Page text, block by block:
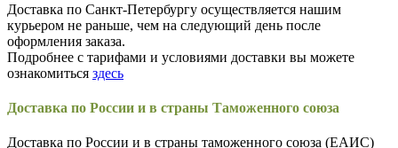
Доставка по Санкт-Петербургу осуществляется нашим
курьером не раньше, чем на следующий день после
оформления заказа.
Подробнее с тарифами и условиями доставки вы можете
ознакомиться здесь
Доставка по России и в страны Таможенного союза
Доставка по России и в страны таможенного союза (ЕАИС)